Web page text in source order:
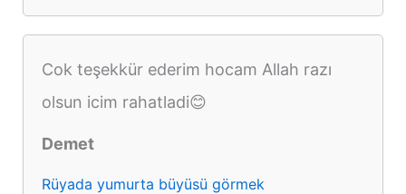
Cok teşekkür ederim hocam Allah razı
olsun icim rahatladi😊
Demet
Rüyada yumurta büyüsü görmek